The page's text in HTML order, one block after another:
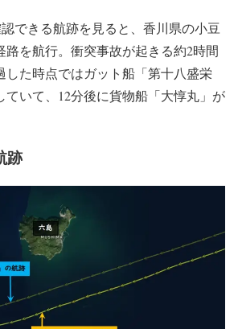
できる航跡を見ると、香川県の小豆
路を航行。衝突事故が起きる約2時間
した時点ではガット船「第十八盛栄
ていて、12分後に貨物船「大惇丸」が
跡